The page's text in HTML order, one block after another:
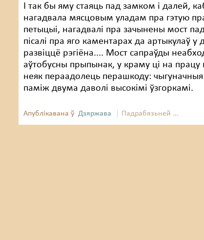
І так бы яму стаяць пад замком і далей,
нагадвала мясцовым уладам пра гэтую
петыцыі, нагадвалі пра зачынены мост
пісалі пра яго каментарах да артыкулаў
развіццё рэгіёна.... Мост сапраўды
аўтобусны прыпынак, у краму ці на працу
неяк пераадолець перашкоду: чыгуначныя
паміж двума даволі высокімі ўзгоркамі.
Апублікавана ў Дзяржава Падрабязьней ...